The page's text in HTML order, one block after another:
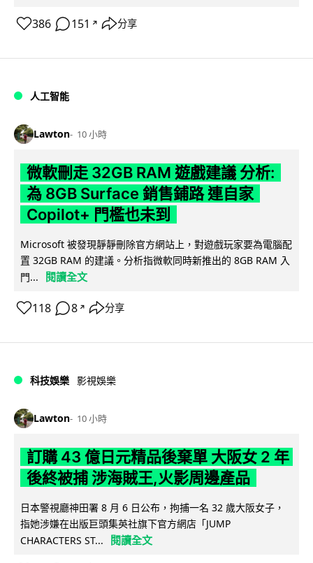
386 151 ↗ 分享
人工智能
Lawton 10 小時
微軟刪走 32GB RAM 遊戲建議 分析:
為 8GB Surface 銷售鋪路 連自家
Copilot+ 門檻也未到
Microsoft 被發現靜靜刪除官方網站上，對遊戲玩家要為電腦配
置 32GB RAM 的建議。分析指微軟同時新推出的 8GB RAM 入
門...
閱讀全文
118 8 ↗ 分享
科技娛樂 影視娛樂
Lawton 10 小時
訂購 43 億日元精品後棄單 大阪女 2 年
後終被捕 涉海賊王,火影周邊產品
日本警視廳神田署 8 月 6 日公布，拘捕一名 32 歲大阪女子，
指她涉嫌在出版巨頭集英社旗下官方網店「JUMP
CHARACTERS ST...
閱讀全文